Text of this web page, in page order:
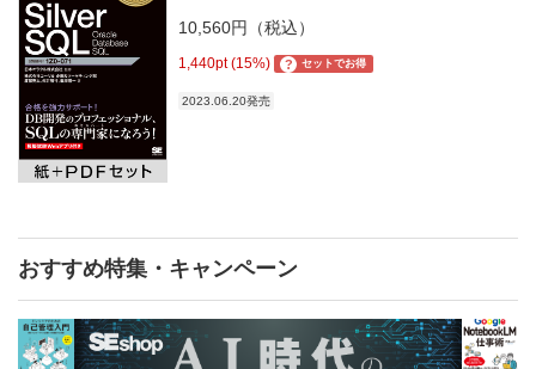
10,560円（税込）
1,440pt (15%) ? セットでお得
2023.06.20発売
おすすめ特集・キャンペーン